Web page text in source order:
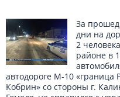
За
дни на
2
районе в
автодороге М-10 «граница
Кобрин» со стороны г.